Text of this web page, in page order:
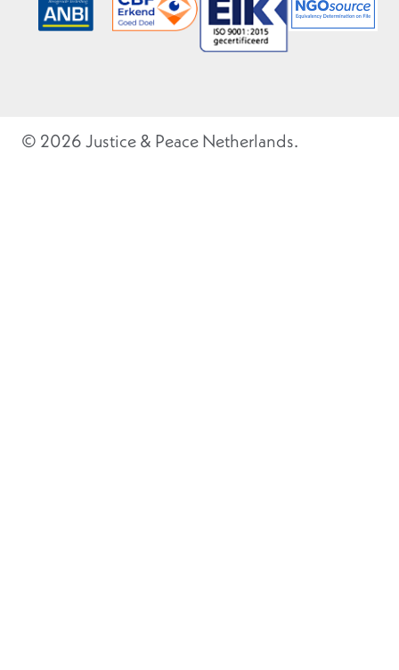
© 2026 Justice & Peace Netherlands.